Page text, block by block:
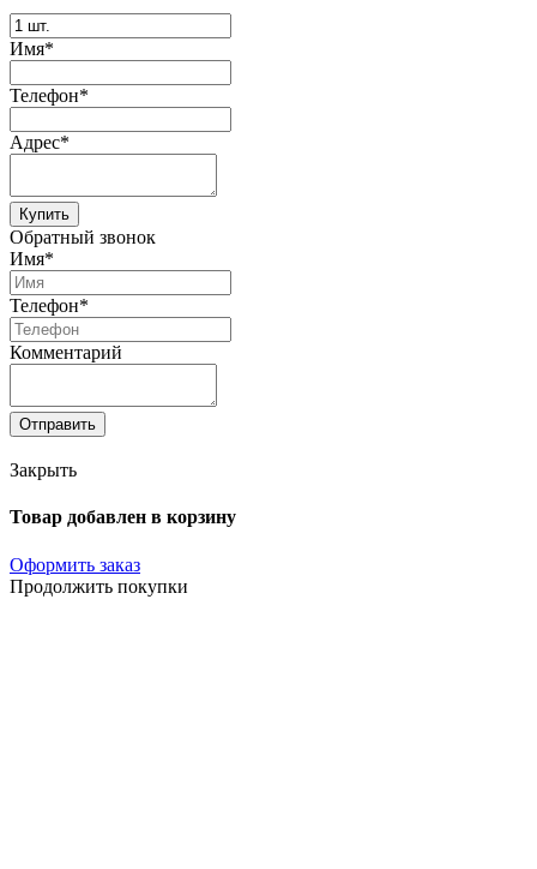
Имя*
Телефон*
Адрес*
Купить
Обратный звонок
Имя*
Телефон*
Комментарий
Отправить
Закрыть
Товар добавлен в корзину
Оформить заказ
Продолжить покупки